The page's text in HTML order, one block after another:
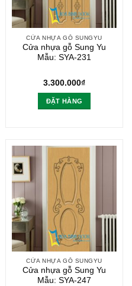
CỬA NHỰA GỖ SUNGYU
Cửa nhựa gỗ Sung Yu
Mẫu: SYA-231
3.300.000₫
ĐẶT HÀNG
CỬA NHỰA GỖ SUNGYU
Cửa nhựa gỗ Sung Yu
Mẫu: SYA-247